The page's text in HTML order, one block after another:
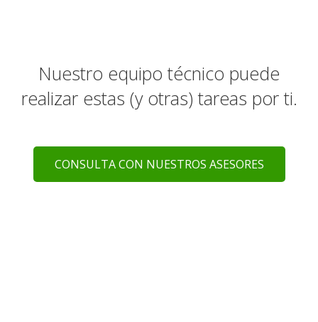
Nuestro equipo técnico puede
realizar estas (y otras) tareas por ti.
CONSULTA CON NUESTROS ASESORES